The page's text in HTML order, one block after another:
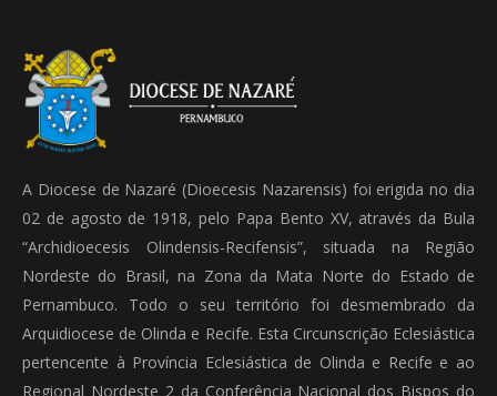
A Diocese de Nazaré (Dioecesis Nazarensis) foi erigida no dia
02 de agosto de 1918, pelo Papa Bento XV, através da Bula
“Archidioecesis Olindensis-Recifensis”, situada na Região
Nordeste do Brasil, na Zona da Mata Norte do Estado de
Pernambuco. Todo o seu território foi desmembrado da
Arquidiocese de Olinda e Recife. Esta Circunscrição Eclesiástica
pertencente à Província Eclesiástica de Olinda e Recife e ao
Regional Nordeste 2 da Conferência Nacional dos Bispos do